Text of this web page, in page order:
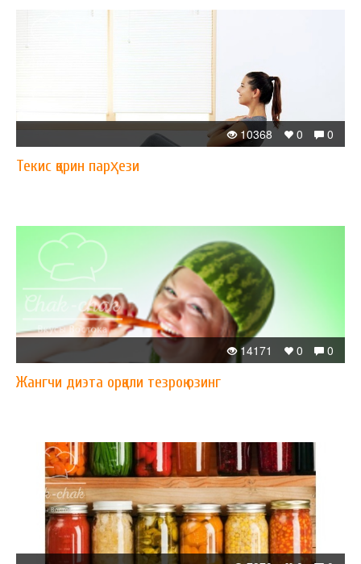
0
0
10368
Текис қорин парҳези
0
0
14171
Жангчи диэта орқали тезроқ озинг